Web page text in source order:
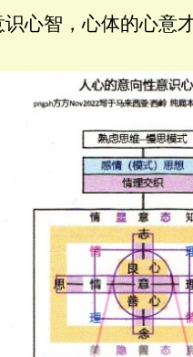
心智，心体的心意